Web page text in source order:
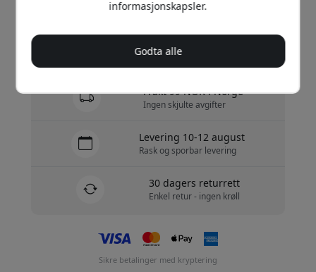
Kjøp nå
På lager - klar til å sendes
Frakt 99 NOK i Norge
Ingen skjulte avgifter
Levering 10-12 august
Rask og sporbar levering
30 dagers returrett
Enkel retur - ingen krøll
Sikre betalinger med kryptering
informasjonskapsler.
Godta alle